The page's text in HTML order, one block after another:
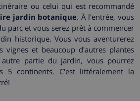
ou celui qui est recommandé
jardin botanique. À l'entrée, vous
parc et vous serez prêt à commencer
historique. Vous vous aventurerez
vignes et beaucoup d'autres plantes
autre partie du jardin, vous pourrez
5 continents. C'est littéralement la